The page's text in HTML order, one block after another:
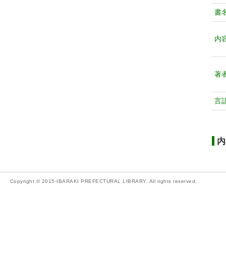
書
内
著
言
Copyright © 2015-IBARAKI PREFECTURAL LIBRARY. All rights reserved.